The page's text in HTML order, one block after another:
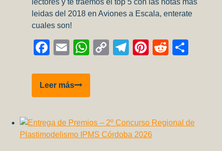
lectores y te traemos el top 5 con las notas más
leidas del 2018 en Aviones a Escala, enterate
cuales son!
Facebook
EmailWhatsApp
CopyTelegram
Pinterest
Reddit
Leer másLo
más
del
2018